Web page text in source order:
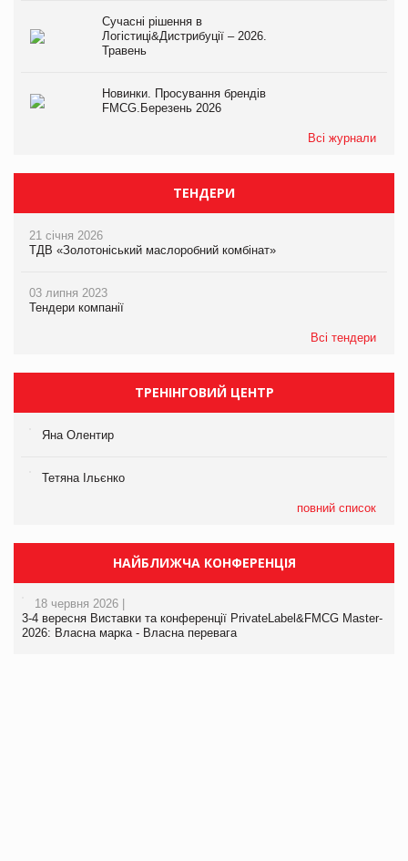
Сучасні рішення в
Логістиці&Дистрибуції – 2026.
Травень
Новинки. Просування брендів
FMCG.Березень 2026
Всі журнали
ТЕНДЕРИ
21 січня 2026
ТДВ «Золотоніський маслоробний комбінат»
03 липня 2023
Тендери компанії
Всі тендери
ТРЕНІНГОВИЙ ЦЕНТР
Яна Олентир
Тетяна Ільєнко
повний список
НАЙБЛИЖЧА КОНФЕРЕНЦІЯ
18 червня 2026 |
3-4 вересня Виставки та конференції PrivateLabel&FMCG Master-
2026: Власна марка - Власна перевага